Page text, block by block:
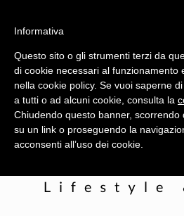
Informativa
Questo sito o gli strumenti terzi da
di cookie necessari al funzionamento
nella cookie policy. Se vuoi saperne
a tutti o ad alcuni cookie, consulta la
Chiudendo questo banner,
su un link o proseguendo la
acconsenti all’uso dei cookie.